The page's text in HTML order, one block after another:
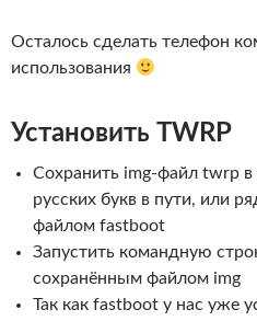
Осталось сделать телефон
использования
Установить TWRP
Сохранить img-файл twrp в
русских букв в пути, или
файлом fastboot
Запустить командную
сохранённым файлом img
Так как fastboot у нас уже